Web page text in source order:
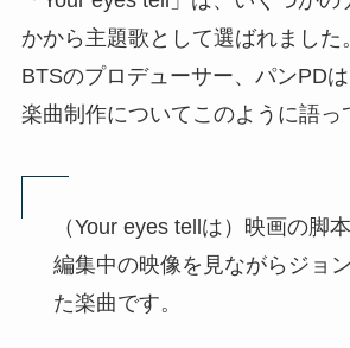
かから主題歌として選ばれました。
BTSのプロデューサー、パンPD
楽曲制作についてこのように語っ
（Your eyes tellは）映画の脚
編集中の映像を見ながらジョ
た楽曲です。